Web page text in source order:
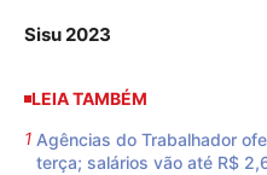
Sisu 2023
LEIA TAMBÉM
Agências do Trabalhador
terça; salários vão até R$